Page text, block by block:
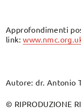
Approfondimenti
link:
Autore: dr. Antonio
© RIPRODUZIONE